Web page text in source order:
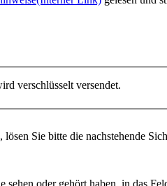
verschlüsselt versendet.
Sie bitte die nachstehende